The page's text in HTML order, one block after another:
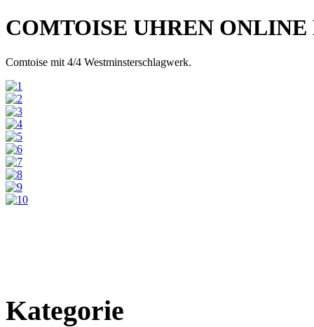
COMTOISE UHREN ONLINE
Comtoise mit 4/4 Westminsterschlagwerk.
Kategorie